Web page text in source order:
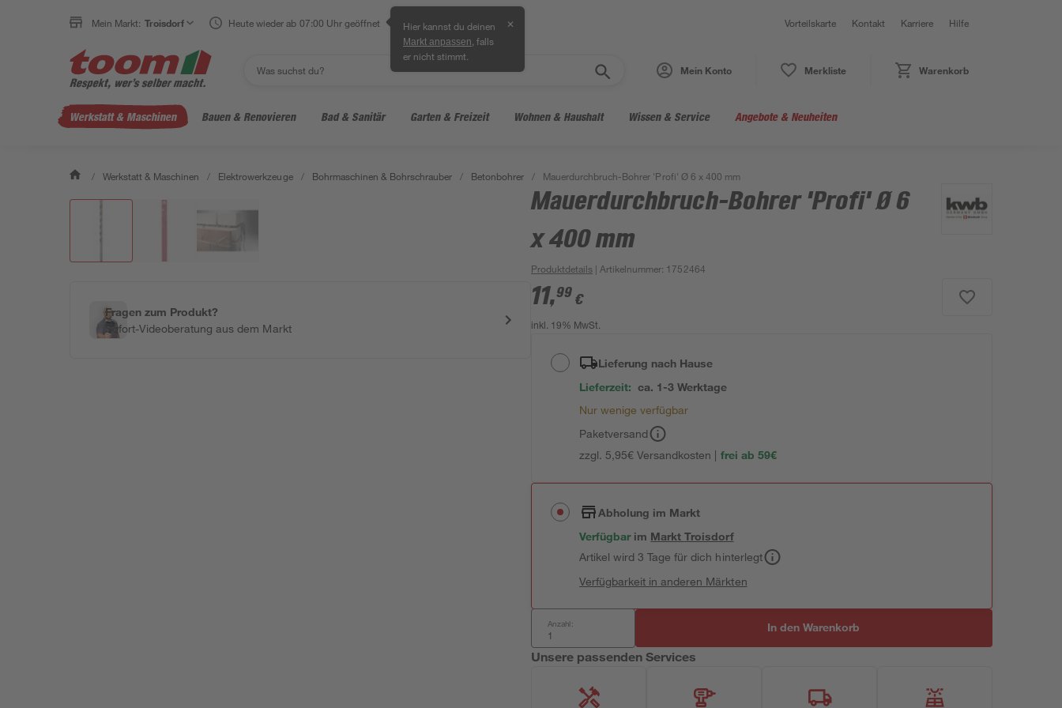
Mein Markt: Troisdorf Heute wieder ab 07:00 Uhr geöffnet Hier kannst du deinen
Markt anpassen , falls
er nicht stimmt.
✕ Vorteilskarte Kontakt Karriere Hilfe
Mein Konto Merkliste Warenkorb
Werkstatt & Maschinen Bauen & Renovieren Bad & Sanitär Garten & Freizeit Wohnen & Haushalt Wissen & Service Angebote & Neuheiten
/ Werkstatt & Maschinen / Elektrowerkzeuge / Bohrmaschinen & Bohrschrauber / Betonbohrer / Mauerdurchbruch-Bohrer 'Profi' Ø 6 x 400 mm
Fragen zum Produkt?
Sofort-Videoberatung aus dem Markt
Mauerdurchbruch-Bohrer 'Profi' Ø 6
x 400 mm
Produktdetails | Artikelnummer: 1752464
11,99 €
inkl. 19% MwSt.
Lieferung nach Hause
Lieferzeit: ca. 1-3 Werktage
Nur wenige verfügbar
Paketversand
zzgl. 5,95€ Versandkosten | frei ab 59€
Abholung im Markt
Verfügbar im MarktTroisdorf
Artikel wird 3 Tage für dich hinterlegt
Verfügbarkeit in anderen Märkten
Anzahl: In den Warenkorb
Unsere passenden Services